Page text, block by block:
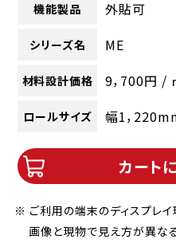
機能製品 外貼可
シリーズ名 ME
材料設計価格 9，700円 /
ロールサイズ 幅1，
カート
※ ご利用の端末のディスプレ
画像と現物で見え方が異な